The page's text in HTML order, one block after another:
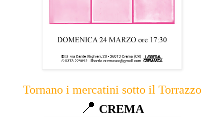
Tornano i mercatini sotto il Torrazzo
📍 CREMA